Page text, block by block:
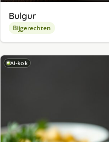
Bulgur
Bijgerechten
AI-kok